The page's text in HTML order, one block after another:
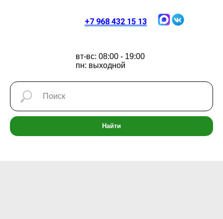
+7 968 432 15 13
вт-вс: 08:00 - 19:00
пн: выходной
Найти